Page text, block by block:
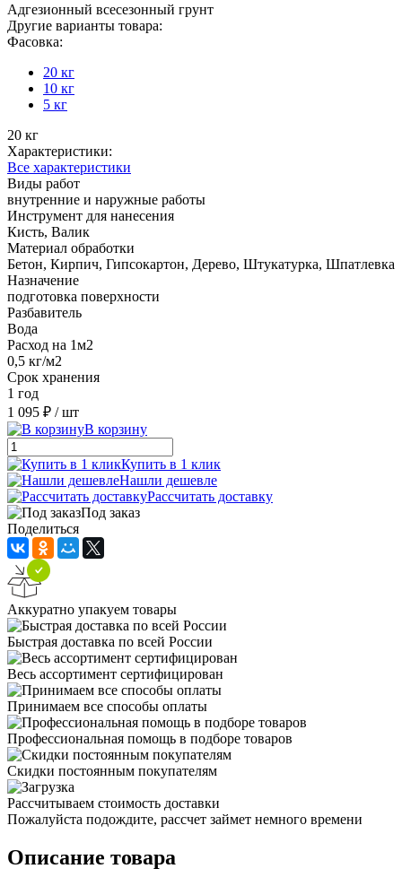
Адгезионный всесезонный грунт
Другие варианты товара:
Фасовка:
20 кг
10 кг
5 кг
20 кг
Характеристики:
Все характеристики
Виды работ
внутренние и наружные работы
Инструмент для нанесения
Кисть, Валик
Материал обработки
Бетон, Кирпич, Гипсокартон, Дерево, Штукатурка, Шпатлевка
Назначение
подготовка поверхности
Разбавитель
Вода
Расход на 1м2
0,5 кг/м2
Срок хранения
1 год
1 095 ₽ / шт
В корзину
Купить в 1 клик
Нашли дешевле
Рассчитать доставку
Под заказ
Поделиться
Аккуратно упакуем товары
Быстрая доставка по всей России
Весь ассортимент сертифицирован
Принимаем все способы оплаты
Профессиональная помощь в подборе товаров
Скидки постоянным покупателям
Рассчитываем стоимость доставки
Пожалуйста подождите, рассчет займет немного времени
Описание товара